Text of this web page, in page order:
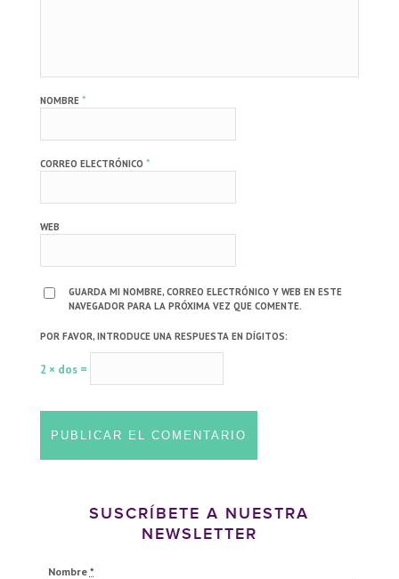
NOMBRE*
CORREO ELECTRÓNICO*
WEB
GUARDA MI NOMBRE, CORREO ELECTRÓNICO Y WEB EN ESTE
NAVEGADOR PARA LA PRÓXIMA VEZ QUE COMENTE.
POR FAVOR, INTRODUCE UNA RESPUESTA EN DÍGITOS:
2 × dos =
SUSCRÍBETE A NUESTRA
NEWSLETTER
Nombre *